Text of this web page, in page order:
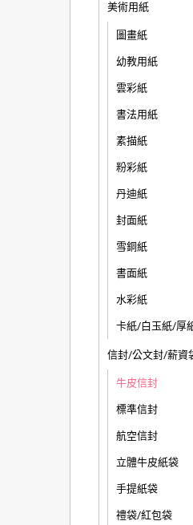
美術用紙
圖畫紙
幼教用紙
雲彩紙
書法用紙
素描紙
粉彩紙
丹迪紙
封面紙
雪銅紙
書面紙
水彩紙
卡紙/白玉紙/厚
信封/公文封/薪資
牛皮信封
標準信封
航空信封
立體牛皮紙袋
手提紙袋
禮袋/紅包袋
南冠 B5